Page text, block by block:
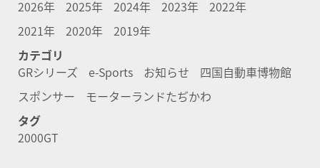
2026年
2025年 2024年 2023年
2022年
2021年
2020年
2019年
カテゴリ
GRシリーズ
e-Sports お知らせ
四国自動車博物館
スポンサー
モーターランドたぢかわ
タグ
2000GT